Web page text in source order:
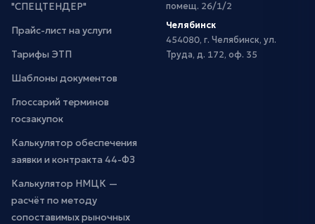
"СПЕЦТЕНДЕР"
Прайс-лист на услуги
Тарифы ЭТП
Шаблоны документов
Глоссарий терминов
госзакупок
Калькулятор обеспечения
заявки и контракта 44-ФЗ
Калькулятор НМЦК —
расчёт по методу
сопоставимых рыночных
помещ. 26/1/2
Челябинск
454080, г. Челябинск, ул.
Труда, д. 172, оф. 35